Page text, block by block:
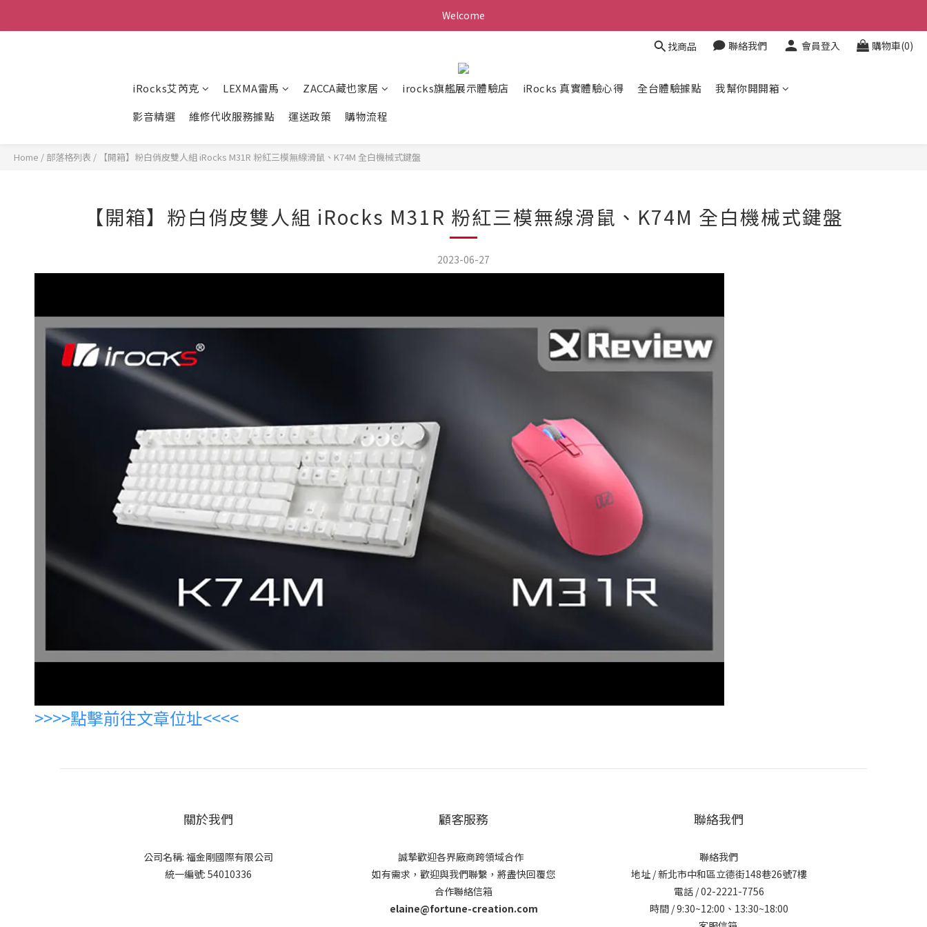
Welcome
找商品 聯絡我們 會員登入 購物車(0)
iRocks艾芮克 LEXMA雷馬 ZACCA藏也家居 irocks旗艦展示體驗店 iRocks 真實體驗心得 全台體驗據點
我幫你開開箱
影音精選
維修代收服務據點 運送政策 購物流程
Home / 部落格列表 / 【開箱】粉白俏皮雙人組 iRocks M31R 粉紅三模無線滑鼠、K74M 全白機械式鍵盤
【開箱】粉白俏皮雙人組 iRocks M31R 粉紅三模無線滑鼠、K74M 全白機械式鍵盤
2023-06-27
>>>>點擊前往文章位址<<<<
關於我們
公司名稱: 福金剛國際有限公司
統一編號: 54010336
顧客服務
誠摯歡迎各界廠商跨領域合作
如有需求，歡迎與我們聯繫，將盡快回覆您
合作聯絡信箱
elaine@fortune-creation.com
聯絡我們
聯絡我們
地址 / 新北市中和區立德街148巷26號7樓
電話 / 02-2221-7756
時間 / 9:30~12:00、13:30~18:00